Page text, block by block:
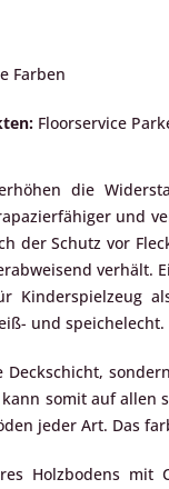
Farben
Floorservice
die
und
der Schutz vor
Kinderspielzeug
und speichelecht.
Deckschicht,
somit auf
jeder Art. Das
Holzbodens mit